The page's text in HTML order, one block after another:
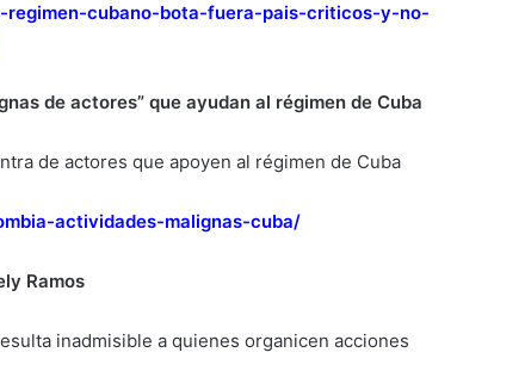
cubano-bota-fuera-pais-criticos-y-no-
de actores” que ayudan al régimen de Cuba
de actores que apoyen al régimen de Cuba
actividades-malignas-cuba/
Ramos
inadmisible a quienes organicen acciones